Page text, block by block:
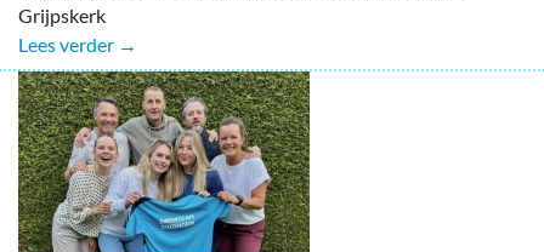
Grijpskerk
Lees verder →